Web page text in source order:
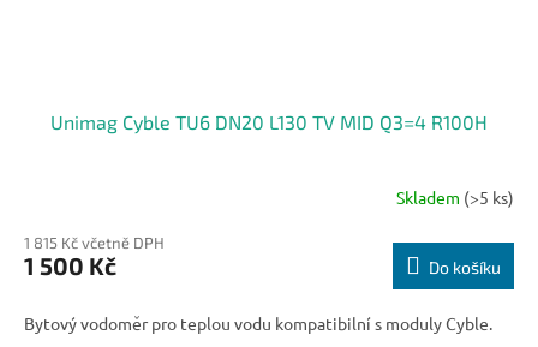
Unimag Cyble TU6 DN20 L130 TV MID Q3=4 R100H
Skladem (>5 ks)
1 815 Kč včetně DPH
1 500 Kč Do košíku
Bytový vodoměr pro teplou vodu kompatibilní s moduly Cyble.